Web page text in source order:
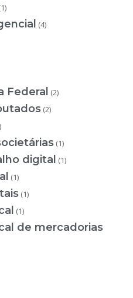
(4)
Federal (2)
(2)
(1)
digital (1)
(1)
(1)
(1)
de mercadorias